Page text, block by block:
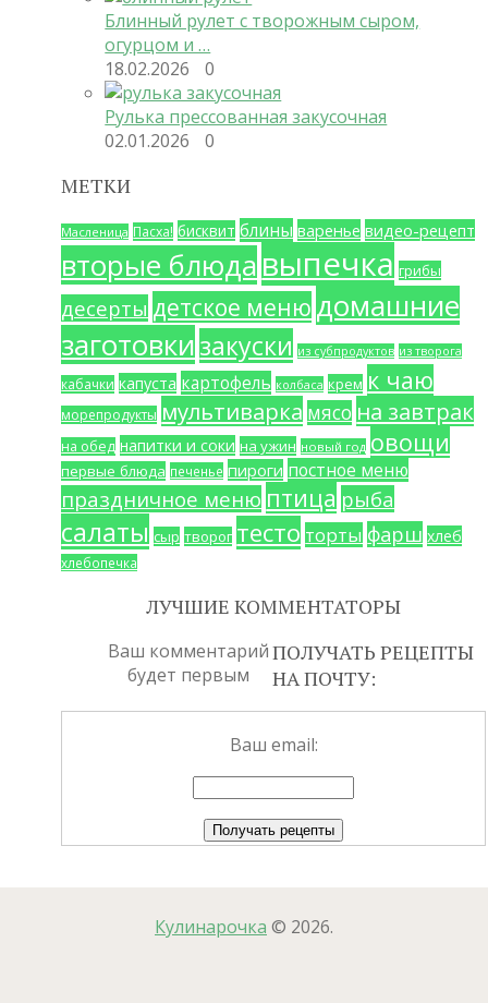
Блинный рулет с творожным сыром,
огурцом и …
18.02.2026
0
Рулька прессованная закусочная
02.01.2026
0
МЕТКИ
Масленица Пасха! бисквит блины варенье видео-рецепт
вторые блюдавыпечка грибы
десерты детское меню домашние
заготовкизакуски из субпродуктов из творога
кабачки капуста картофель колбаса крем к чаю
морепродукты мультиварка мясо на завтрак
на обед напитки и соки на ужин новый год овощи
первые блюда печенье пироги постное меню
праздничное меню птица рыба
салаты сыр творог тесто торты фарш хлеб
хлебопечка
ЛУЧШИЕ КОММЕНТАТОРЫ
Ваш комментарий
будет первым
ПОЛУЧАТЬ РЕЦЕПТЫ
НА ПОЧТУ:
Ваш email:
Кулинарочка © 2026.